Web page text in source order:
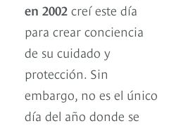
en 2002 creí este día
para crear conciencia
de su cuidado y
protección. Sin
embargo, no es el único
día del año donde se